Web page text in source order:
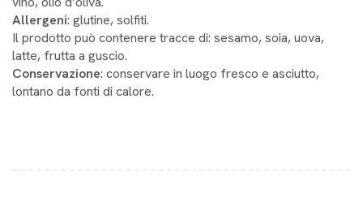
Allergeni: glutine, solfiti.
Il prodotto può contenere tracce di: sesamo, soia, uova,
latte, frutta a guscio.
Conservazione: conservare in luogo fresco e asciutto,
lontano da fonti di calore.